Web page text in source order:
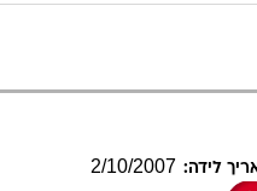
לידה: 2/10/2007